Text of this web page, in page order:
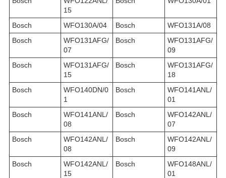
15
Bosch WFO130A/04 Bosch
WFO131A/08
Bosch
WFO131AFG/
07
Bosch
WFO131AFG/
09
Bosch
WFO131AFG/
15
Bosch
WFO131AFG/
18
Bosch
WFO140DN/0
1
Bosch
WFO141ANL/
01
Bosch
WFO141ANL/
08
Bosch
WFO142ANL/
07
Bosch
WFO142ANL/
08
Bosch
WFO142ANL/
09
Bosch
WFO142ANL/
15
Bosch
WFO148ANL/
01